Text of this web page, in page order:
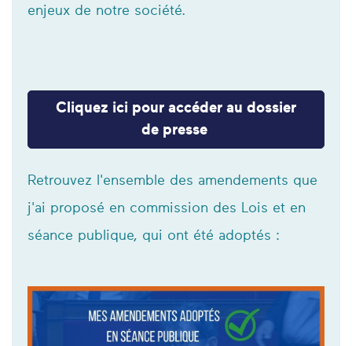
enjeux de notre société.
Cliquez ici pour accéder au dossier
de presse
Retrouvez l'ensemble des amendements que
j'ai proposé en commission des Lois et en
séance publique, qui ont été adoptés :